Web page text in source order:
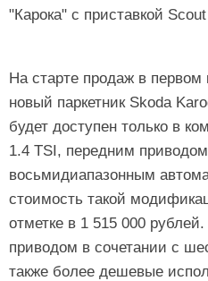
"Карока" с приставкой
На старте продаж в первом
новый паркетник Skoda
будет доступен только в
1.4 TSI, передним
восьмидиапазонным
стоимость такой
отметке в 1 515 000
приводом в сочетании с
также более дешевые